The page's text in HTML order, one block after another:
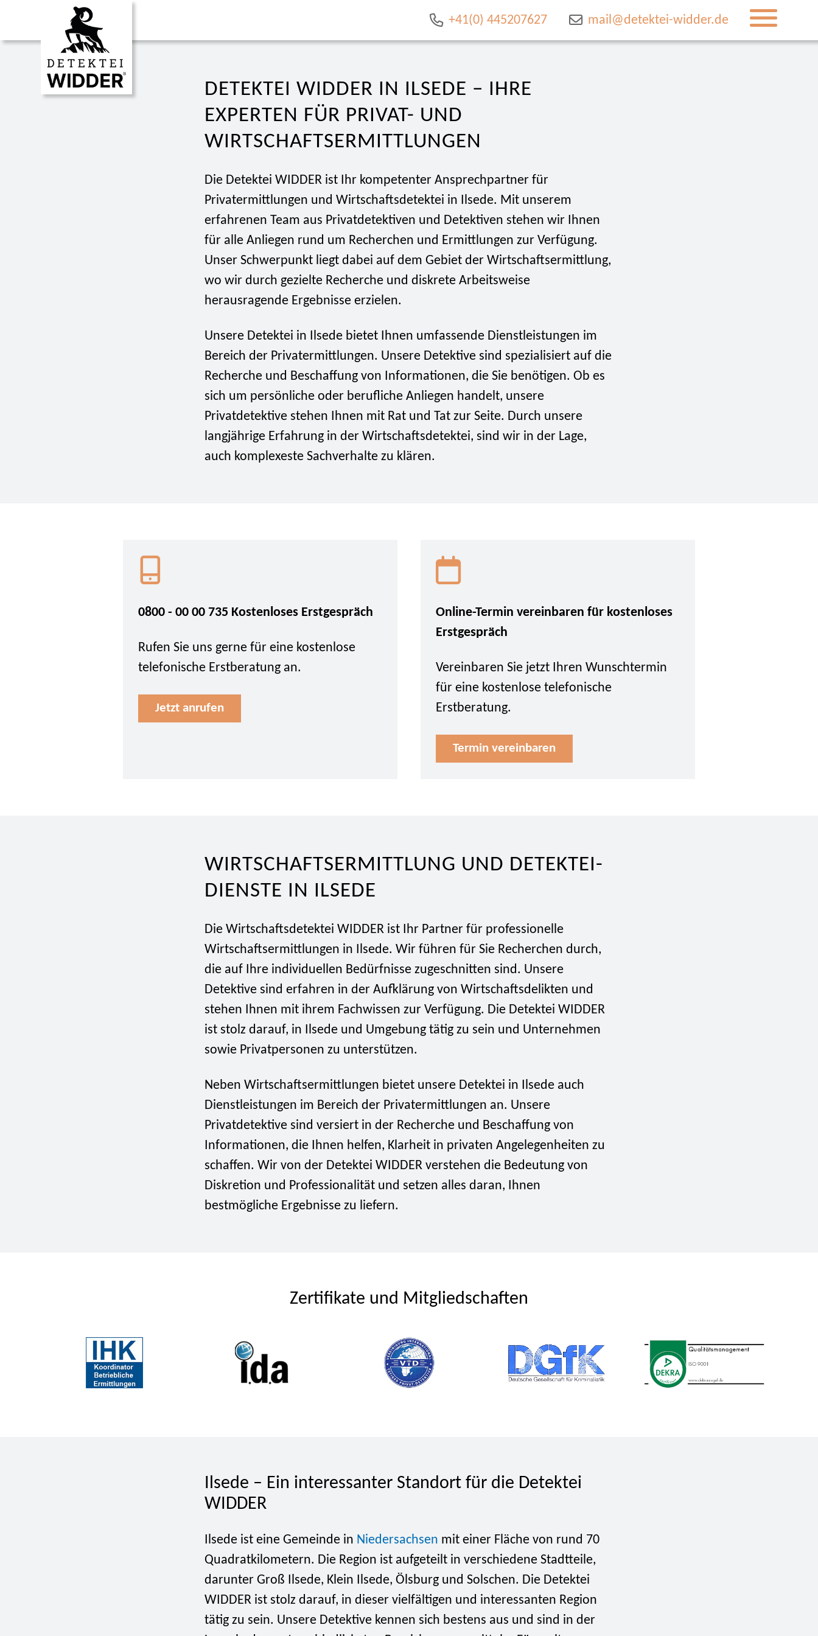
+41(0) 445207627 mail@detektei-widder.de
DETEKTEI WIDDER IN ILSEDE – IHRE
EXPERTEN FÜR PRIVAT- UND
WIRTSCHAFTSERMITTLUNGEN
Die Detektei WIDDER ist Ihr kompetenter Ansprechpartner für
Privatermittlungen und Wirtschaftsdetektei in Ilsede. Mit unserem
erfahrenen Team aus Privatdetektiven und Detektiven stehen wir Ihnen
für alle Anliegen rund um Recherchen und Ermittlungen zur Verfügung.
Unser Schwerpunkt liegt dabei auf dem Gebiet der Wirtschaftsermittlung,
wo wir durch gezielte Recherche und diskrete Arbeitsweise
herausragende Ergebnisse erzielen.
Unsere Detektei in Ilsede bietet Ihnen umfassende Dienstleistungen im
Bereich der Privatermittlungen. Unsere Detektive sind spezialisiert auf die
Recherche und Beschaffung von Informationen, die Sie benötigen. Ob es
sich um persönliche oder berufliche Anliegen handelt, unsere
Privatdetektive stehen Ihnen mit Rat und Tat zur Seite. Durch unsere
langjährige Erfahrung in der Wirtschaftsdetektei, sind wir in der Lage,
auch komplexeste Sachverhalte zu klären.
0800 - 00 00 735 Kostenloses Erstgespräch
Rufen Sie uns gerne für eine kostenlose
telefonische Erstberatung an.
Jetzt anrufen
Online-Termin vereinbaren für kostenloses
Erstgespräch
Vereinbaren Sie jetzt Ihren Wunschtermin
für eine kostenlose telefonische
Erstberatung.
Termin vereinbaren
WIRTSCHAFTSERMITTLUNG UND DETEKTEI-
DIENSTE IN ILSEDE
Die Wirtschaftsdetektei WIDDER ist Ihr Partner für professionelle
Wirtschaftsermittlungen in Ilsede. Wir führen für Sie Recherchen durch,
die auf Ihre individuellen Bedürfnisse zugeschnitten sind. Unsere
Detektive sind erfahren in der Aufklärung von Wirtschaftsdelikten und
stehen Ihnen mit ihrem Fachwissen zur Verfügung. Die Detektei WIDDER
ist stolz darauf, in Ilsede und Umgebung tätig zu sein und Unternehmen
sowie Privatpersonen zu unterstützen.
Neben Wirtschaftsermittlungen bietet unsere Detektei in Ilsede auch
Dienstleistungen im Bereich der Privatermittlungen an. Unsere
Privatdetektive sind versiert in der Recherche und Beschaffung von
Informationen, die Ihnen helfen, Klarheit in privaten Angelegenheiten zu
schaffen. Wir von der Detektei WIDDER verstehen die Bedeutung von
Diskretion und Professionalität und setzen alles daran, Ihnen
bestmögliche Ergebnisse zu liefern.
Zertifikate und Mitgliedschaften
Ilsede – Ein interessanter Standort für die Detektei
WIDDER
Ilsede ist eine Gemeinde in Niedersachsen mit einer Fläche von rund 70
Quadratkilometern. Die Region ist aufgeteilt in verschiedene Stadtteile,
darunter Groß Ilsede, Klein Ilsede, Ölsburg und Solschen. Die Detektei
WIDDER ist stolz darauf, in dieser vielfältigen und interessanten Region
tätig zu sein. Unsere Detektive kennen sich bestens aus und sind in der